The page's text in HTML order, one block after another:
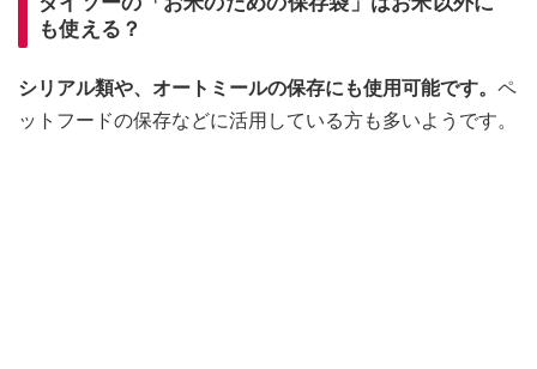
も使える？
シリアル類や、オートミールの保存にも使用可能です。 ペ
ットフードの保存などに活用している方も多いようです。